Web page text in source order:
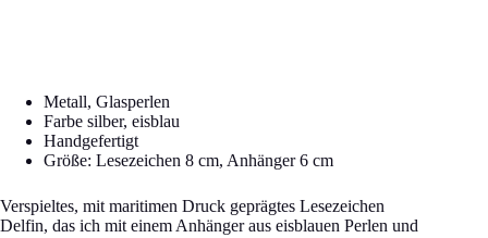
Metall, Glasperlen
Farbe silber, eisblau
Handgefertigt
Größe: Lesezeichen 8 cm, Anhänger 6 cm
Verspieltes, mit maritimen Druck geprägtes Lesezeichen
Delfin, das ich mit einem Anhänger aus eisblauen Perlen und